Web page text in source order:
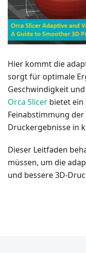
Hier kommt die
sorgt für optimale
Geschwindigkeit
Orca Slicer bietet ein
Feinabstimmung
Druckergebnisse in
Dieser Leitfaden
müssen, um die
und bessere 3D-